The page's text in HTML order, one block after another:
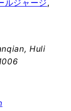
ルジャージ,
Huli